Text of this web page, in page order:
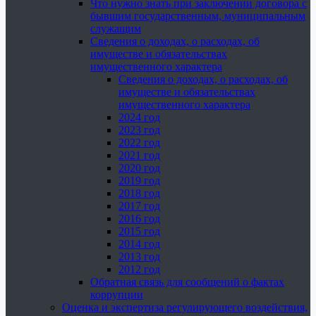
Что нужно знать при заключении договора с
бывшим государственным, муниципальным
служащим
Сведения о доходах, о расходах, об
имуществе и обязательствах
имущественного характера
Сведения о доходах, о расходах, об
имуществе и обязательствах
имущественного характера
2024 год
2023 год
2022 год
2021 год
2020 год
2019 год
2018 год
2017 год
2016 год
2015 год
2014 год
2013 год
2012 год
Обратная связь для сообщений о фактах
коррупции
Оценка и экспертиза регулирующего воздействия,